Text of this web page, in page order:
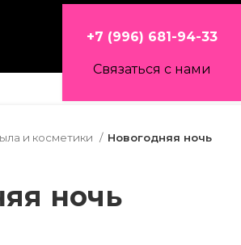
+7 (996) 681-94-33
Связаться с нами
и косметики Новогодняя ночь
ночь